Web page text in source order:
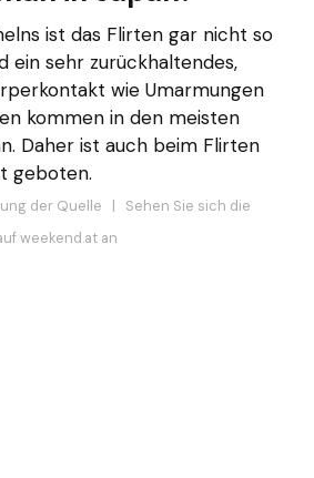
ist das Flirten gar nicht so
ein sehr zurückhaltendes,
wie Umarmungen
kommen in den meisten
Daher ist auch beim Flirten
geboten.
der Quelle | Sehen Sie sich die
weekend.at an